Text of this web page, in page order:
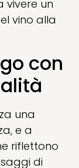
vivere un
vino alla
con
una
e a
riflettono
di